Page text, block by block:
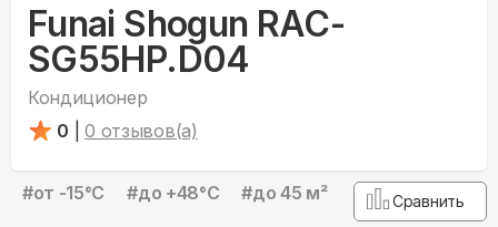
Funai Shogun RAC-
SG55HP.D04
Кондиционер
0
0 отзывов(а)
#от -15°С #до +48°С #до 45 м² Сравнить